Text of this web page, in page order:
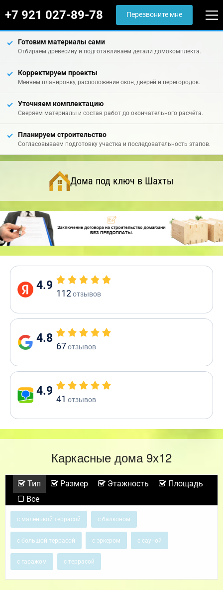
+7 921 027-89-78 Перезвоните мне
Готовим материалы сами
Отбираем древесину и подготавливаем детали домокомплекта.
Корректируем проекты
Меняем планировку, расположение окон, дверей и перегородок.
Уточняем комплектацию
Сверяем материалы и состав работ до окончательного расчёта.
Планируем строительство
Согласовываем подготовку участка и последовательность этапов.
Дома под ключ в Шахты
4.9
112отзывов
4.8
67отзывов
4.9
41 отзывов
Каркасные дома 9х12
Тип Размер Этажность
Площадь
Все
с маленькой террасой с балконом
с большой террасой с эркером с сауной
с гаражом с террасой